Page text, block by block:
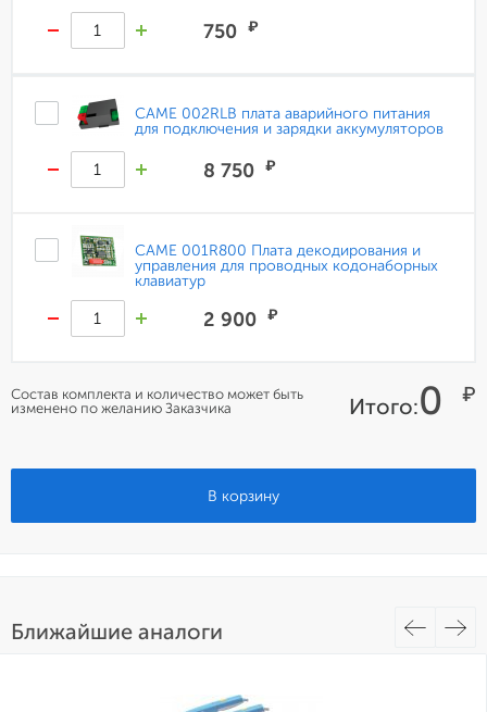
750 ₽
CAME 002RLB плата аварийного питания
для подключения и зарядки аккумуляторов
8 750 ₽
CAME 001R800 Плата декодирования и
управления для проводных кодонаборных
клавиатур
2 900 ₽
Состав комплекта и количество может быть
изменено по желанию Заказчика
Итого:0 ₽
В корзину
Ближайшие аналоги